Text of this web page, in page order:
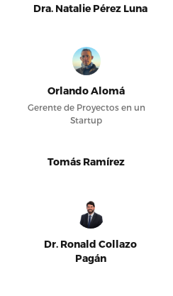
Dra. Natalie Pérez Luna
Orlando Alomá
Gerente de Proyectos en un
Startup
Tomás Ramírez
Dr. Ronald Collazo
Pagán